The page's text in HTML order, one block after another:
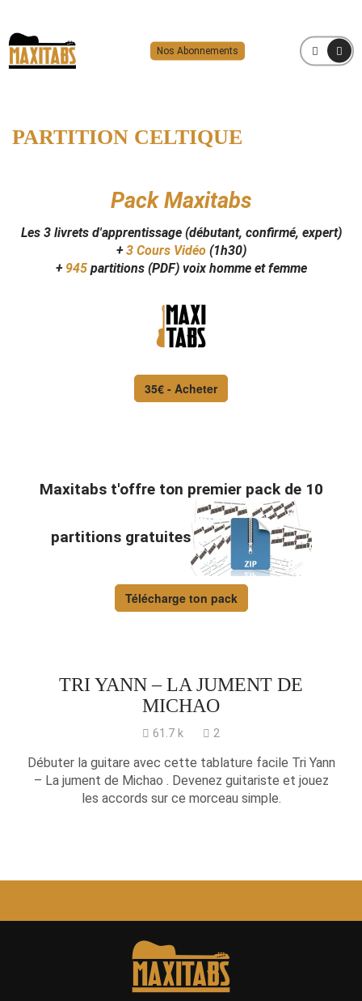
Nos Abonnements MENU
PARTITION CELTIQUE
Pack Maxitabs
Les 3 livrets d'apprentissage (débutant, confirmé, expert)
+3 Cours Vidéo(1h30)
+ 945partitions (PDF) voix homme et femme
35€ - Acheter
Maxitabs t'offre ton premier pack de 10
partitions gratuites
Télécharge ton pack
TRI YANN – LA JUMENT DE
MICHAO
61.7 k 2
Débuter la guitare avec cette tablature facile Tri Yann
– La jument de Michao . Devenez guitariste et jouez
les accords sur ce morceau simple.